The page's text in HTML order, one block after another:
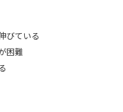
びている
困難